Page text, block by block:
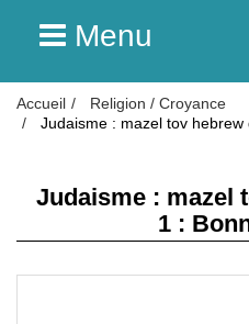
Menu
Accueil
Religion / Croyance
Judaisme : mazel tov
Judaisme : mazel
1 :